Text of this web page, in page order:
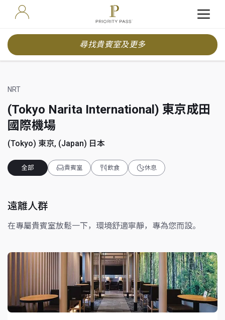
尋找貴賓室及更多
NRT
(Tokyo Narita International) 東京成田
國際機場
(Tokyo) 東京, (Japan) 日本
全部 貴賓室 飲食 休息
遠離人群
在專屬貴賓室放鬆一下，環境舒適寧靜，專為您而設。